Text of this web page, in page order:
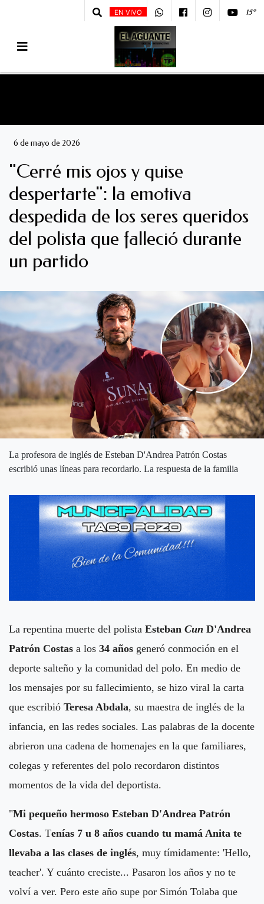
EN VIVO 15º
6 de mayo de 2026
"Cerré mis ojos y quise
despertarte": la emotiva
despedida de los seres queridos
del polista que falleció durante
un partido
La profesora de inglés de Esteban D'Andrea Patrón Costas
escribió unas líneas para recordarlo. La respuesta de la familia
La repentina muerte del polista Esteban Cun D'Andrea
Patrón Costas a los 34 años generó conmoción en el
deporte salteño y la comunidad del polo. En medio de
los mensajes por su fallecimiento, se hizo viral la carta
que escribió Teresa Abdala, su maestra de inglés de la
infancia, en las redes sociales. Las palabras de la docente
abrieron una cadena de homenajes en la que familiares,
colegas y referentes del polo recordaron distintos
momentos de la vida del deportista.
"Mi pequeño hermoso Esteban D'Andrea Patrón
Costas. Tenías 7 u 8 años cuando tu mamá Anita te
llevaba a las clases de inglés, muy tímidamente: 'Hello,
teacher'. Y cuánto creciste... Pasaron los años y no te
volví a ver. Pero este año supe por Simón Tolaba que